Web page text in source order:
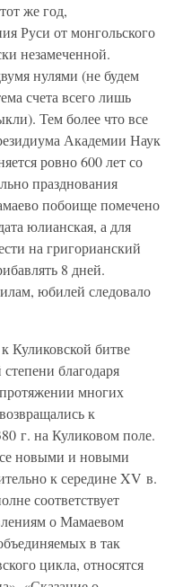
же год,
Руси от монгольского
незамеченной.
нулями (не будем
счета всего лишь
Тем более что все
Академии Наук
ровно 600 лет со
празднования
побоище помечено
юлианская, а для
на григорианский
8 дней.
юбилей следовало
Куликовской битве
благодаря
многих
к
г. на Куликовом поле.
новыми и новыми
к середине XV в.
соответствует
о Мамаевом
в так
цикла, относятся